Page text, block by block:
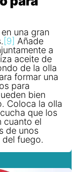
una gran
[9] Añade
a
aceite de
de la olla
formar una
para
bien
Coloca la olla
que los
cuanto el
de unos
fuego.